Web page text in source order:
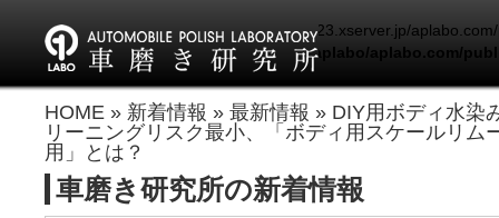
Warning: include(/home/aplabo/sv14123.xserver.jp/
/home/aplabo/aplabo.com/
(include_path='.:/opt/php-7.4.33-2/data/pear') in/home/
HOME » 新着情報 » 最新情報 » DIY用ボディ水染
リーニングリスク最小、「ボディ用スケールリム
用」とは？
車磨き研究所の新着情報